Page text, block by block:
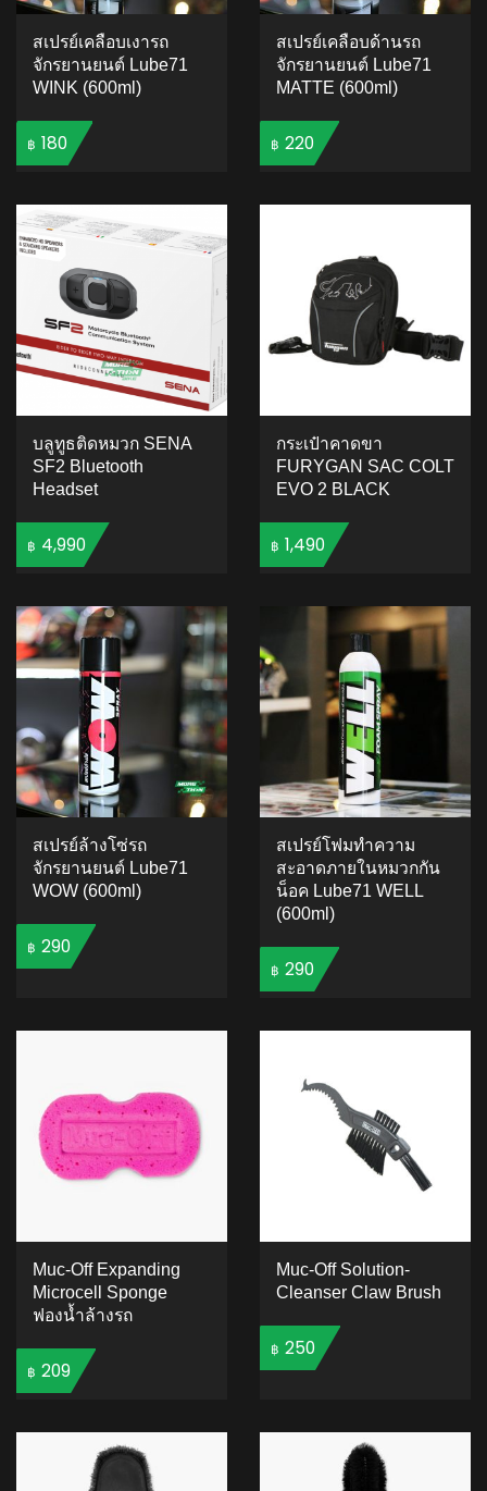
สเปรย์เคลือบเงารถ
จักรยานยนต์ Lube71
WINK (600ml)
฿ 180
สเปรย์เคลือบด้านรถ
จักรยานยนต์ Lube71
MATTE (600ml)
฿ 220
บลูทูธติดหมวก SENA
SF2 Bluetooth
Headset
฿ 4,990
กระเป๋าคาดขา
FURYGAN SAC COLT
EVO 2 BLACK
฿ 1,490
สเปรย์ล้างโซ่รถ
จักรยานยนต์ Lube71
WOW (600ml)
฿ 290
สเปรย์โฟมทำความ
สะอาดภายในหมวกกัน
น็อค Lube71 WELL
(600ml)
฿ 290
Muc-Off Expanding
Microcell Sponge
ฟองน้ำล้างรถ
฿ 209
Muc-Off Solution-
Cleanser Claw Brush
฿ 250